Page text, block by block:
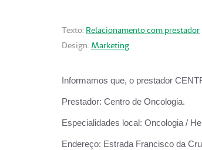
Texto: Relacionamento com prestador
Design: Marketing
Informamos que, o prestador
Prestador: Centro de Oncologia.
Especialidades local: Oncologia /
Endereço: Estrada Francisco da